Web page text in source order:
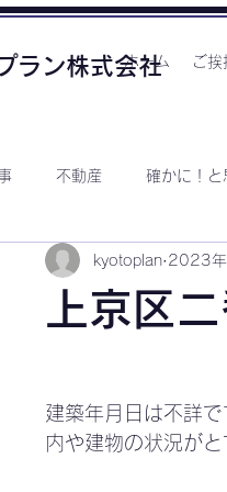
ラン株式会社
ホーム ご挨
不動産 確かに！と
上京区
kyotoplan 2023
建築年月日は不詳
内や建物の状況が